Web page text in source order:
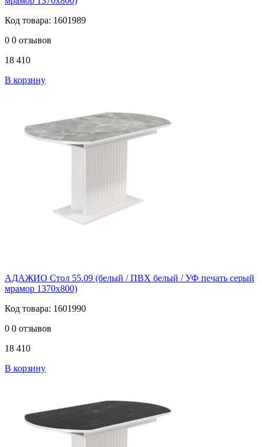
Код товара: 1601989
0 0 отзывов
18 410
В корзину
АДАЖИО Стол 55.09 (белый / ПВХ белый / УФ печать серый
мрамор 1370х800)
Код товара: 1601990
0 0 отзывов
18 410
В корзину